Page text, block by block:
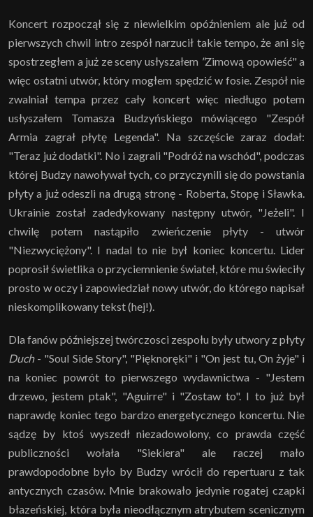
Koncert rozpoczął się z niewielkim opóźnieniem ale już od
pierwszych chwil intro zespół narzucił takie tempo, że ani się
spostrzegłem a już ze sceny usłyszałem "Zimową opowieść" a
więc ostatni utwór, który mogłem spędzić w fosie. Zespół nie
zwalniał tempa przez cały koncert więc niedługo potem
usłyszałem Tomasza Budzyńskiego mówiącego "Zespół
Armia zagrał płytę Legenda". Na szczęście zaraz dodał:
"Teraz już dodatki". No i zagrali "Podróż na wschód", podczas
której Budzy nawoływał tych, co przyczynili się do powstania
płyty a już odeszli na drugą stronę - Roberta, Stopę i Sławka.
Ukrainie został zadedykowany następny utwór, "Jeżeli". I
chwilę potem nastąpiło zwieńczenie płyty - utwór
"Niezwyciężony". I nadal to nie był koniec koncertu. Lider
poprosił świetlika o przyciemnienie świateł, które mu świeciły
prosto w oczy i zapowiedział nowy utwór, do którego napisał
nieskomplikowany tekst (hej!).
Dla fanów późniejszej twórczosci zespołu były utwory z płyty
Duch- "Soul Side Story", "Pięknoręki" i "On jest tu, On żyje" i
na koniec powrót to pierwszego wydawnictwa - "Jestem
drzewo, jestem ptak", "Aguirre" i "Zostaw to". I to już był
naprawdę koniec tego bardzo energetycznego koncertu. Nie
sądzę by ktoś wyszedł niezadowolony, co prawda część
publiczności wołała "Siekiera" ale raczej mało
prawdopodobne było by Budzy wrócił do repertuaru z tak
antycznych czasów. Mnie brakowało jedynie rogatej czapki
błazeńskiej, która była nieodłącznym atrybutem scenicznym